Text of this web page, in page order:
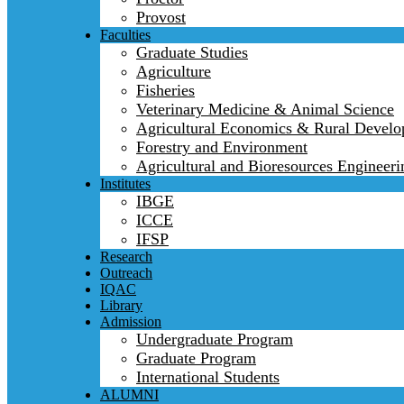
Provost
Faculties
Graduate Studies
Agriculture
Fisheries
Veterinary Medicine & Animal Science
Agricultural Economics & Rural
Forestry and Environment
Agricultural and Bioresources
Institutes
IBGE
ICCE
IFSP
Research
Outreach
IQAC
Library
Admission
Undergraduate Program
Graduate Program
International Students
ALUMNI